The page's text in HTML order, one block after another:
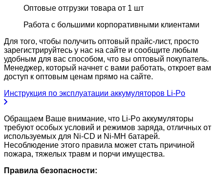
Оптовые отгрузки товара от 1 шт
Работа с большими корпоративными клиентами
Для того, чтобы получить оптовый прайс-лист, просто
зарегистрируйтесь у нас на сайте и сообщите любым
удобным для вас способом, что вы оптовый покупатель.
Менеджер, который начнет с вами работать, откроет вам
доступ к оптовым ценам прямо на сайте.
Инструкция по эксплуатации аккумуляторов Li-Po
Обращаем Ваше внимание, что Li-Po аккумуляторы
требуют особых условий и режимов заряда, отличных от
используемых для Ni-CD и Ni-MH батарей.
Несоблюдение этого правила может стать причиной
пожара, тяжелых травм и порчи имущества.
Правила безопасности: